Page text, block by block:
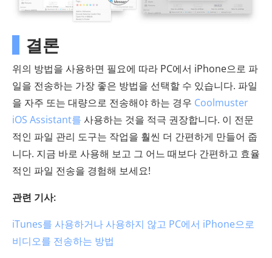
결론
위의 방법을 사용하면 필요에 따라 PC에서 iPhone으로 파
일을 전송하는 가장 좋은 방법을 선택할 수 있습니다. 파일
을 자주 또는 대량으로 전송해야 하는 경우 Coolmuster
iOS Assistant를 사용하는 것을 적극 권장합니다. 이 전문
적인 파일 관리 도구는 작업을 훨씬 더 간편하게 만들어 줍
니다. 지금 바로 사용해 보고 그 어느 때보다 간편하고 효율
적인 파일 전송을 경험해 보세요!
관련 기사:
iTunes를 사용하거나 사용하지 않고 PC에서 iPhone으로
비디오를 전송하는 방법